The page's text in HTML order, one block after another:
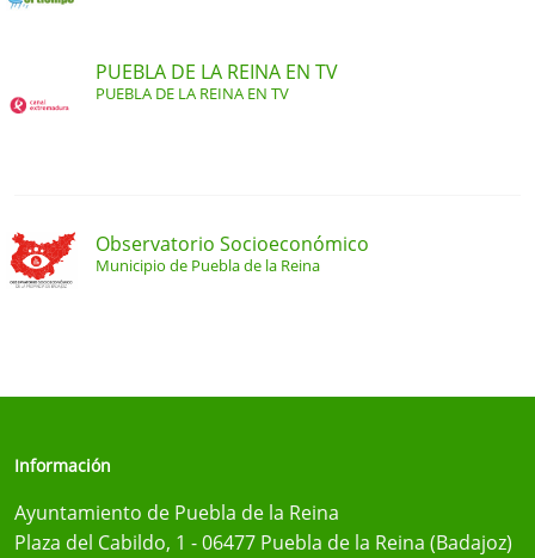
PUEBLA DE LA REINA EN TV
PUEBLA DE LA REINA EN TV
Observatorio Socioeconómico
Municipio de Puebla de la Reina
Información
Ayuntamiento de Puebla de la Reina
Plaza del Cabildo, 1 - 06477 Puebla de la Reina (Badajoz)